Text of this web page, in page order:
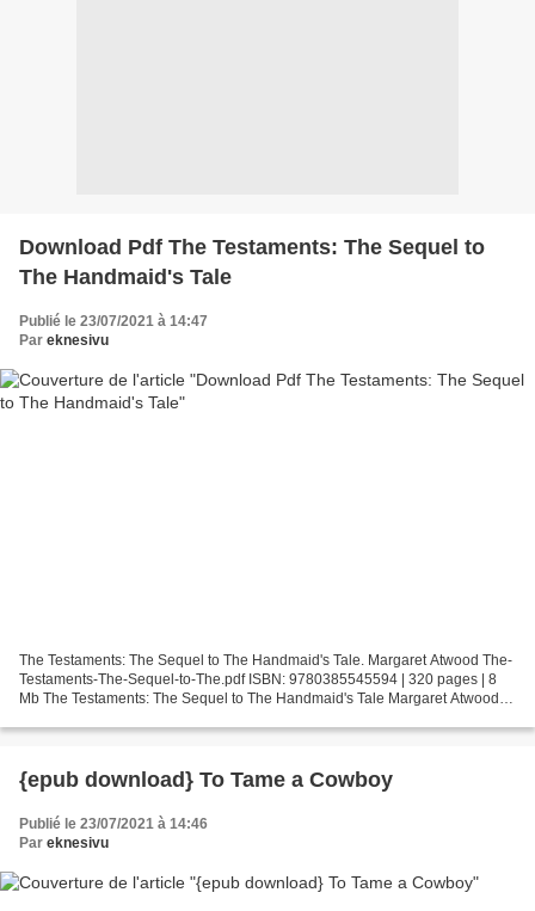
Download Pdf The Testaments: The Sequel to
The Handmaid's Tale
Publié le 23/07/2021 à 14:47
Par eknesivu
The Testaments: The Sequel to The Handmaid's Tale. Margaret Atwood The-
Testaments-The-Sequel-to-The.pdf ISBN: 9780385545594 | 320 pages | 8
Mb The Testaments: The Sequel to The Handmaid's Tale Margaret Atwood
{epub download} To Tame a Cowboy
Publié le 23/07/2021 à 14:46
Par eknesivu